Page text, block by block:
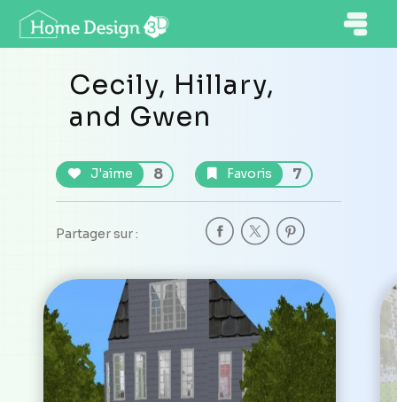
Cecily, Hillary,
and Gwen
J'aime 8 Favoris 7
Partager sur :